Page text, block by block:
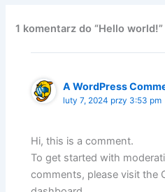
1 komentarz do “Hello world!”
A WordPress
luty 7, 2024 przy 3:53 pm
Hi, this is a comment.
To get started with
comments, please visit the